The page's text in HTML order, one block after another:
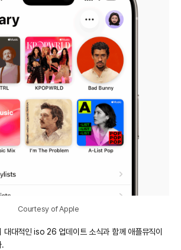
Courtesy of Apple
대대적인 iso 26 업데이트 소식과 함께 애플뮤직이
.